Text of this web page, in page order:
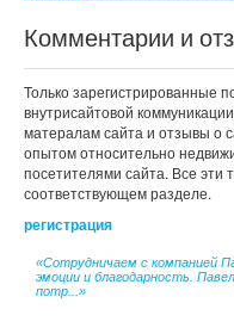
Комментарии и
Только зарегистрированные
внутрисайтовой
матералам сайта и отзывы о
опытом относительно
посетителями сайта. Все эти
соответствующем разделе.
регистрация
«Сотрудничаем с компанией
эмоции и благодарность.
потр...»